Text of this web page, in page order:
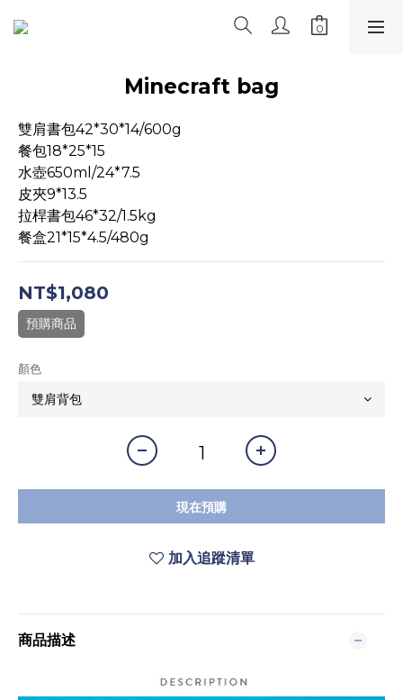
Minecraft bag
雙肩書包42*30*14/600g
餐包18*25*15
水壺650ml/24*7.5
皮夾9*13.5
拉桿書包46*32/1.5kg
餐盒21*15*4.5/480g
NT$1,080
預購商品
顏色
現在預購
加入追蹤清單
商品描述